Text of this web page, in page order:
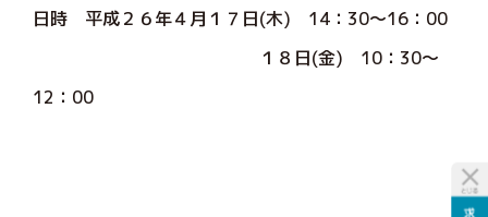
日時 平成２６年４月１７日(木) 14：30～16：00
１８日(金) 10：30～
12：00